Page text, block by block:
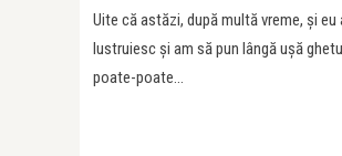
Uite că astăzi, după multă vreme, și eu
lustruiesc și am să pun lângă ușă
poate-poate…